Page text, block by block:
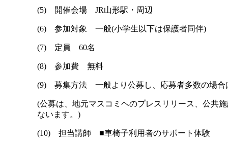
(5) 開催会場 JR山形駅・周辺
(6) 参加対象 一般(小学生以下は保護者同伴)
(7) 定員 60名
(8) 参加費 無料
(9) 募集方法 一般より公募し、応募者多数の場合
(公募は、地元マスコミヘのプレスリリース、公共
ないます。)
(10) 担当講師 ■車椅子利用者のサポート体験